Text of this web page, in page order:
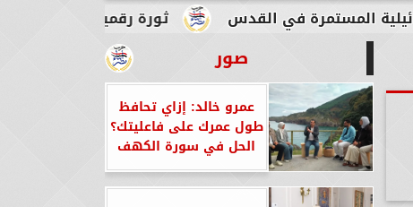
ثورة رقمية في قلب الآثار.. بوابات في القدس
صور
عمرو خالد: إزاي تحافظ
طول عمرك على فاعليتك؟
الحل في سورة الكهف